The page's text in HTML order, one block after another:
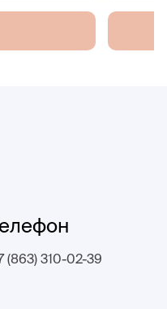
(863) 310-02-39